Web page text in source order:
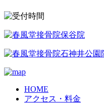
HOME
アクセス・料金